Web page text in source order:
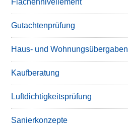
Flächennivellement
Gutachtenprüfung
Haus- und Wohnungsübergaben
Kaufberatung
Luftdichtigkeitsprüfung
Sanierkonzepte